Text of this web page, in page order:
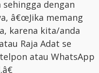
dengan
â€œJika memang
karena kita/anda
Raja Adat se
atau WhatsApp